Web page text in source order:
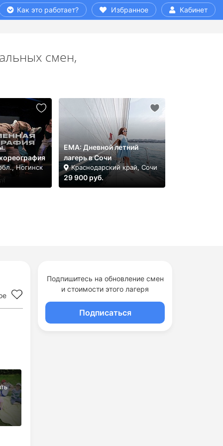
Как это работает? Избранное Кабинет
Подпишитесь на обновление смен
и стоимости этого лагеря
Подписаться
смен,
Ногинск
ЕМА: Дневной летний
лагерь в Сочи
Краснодарский край, Сочи
29 900 руб.